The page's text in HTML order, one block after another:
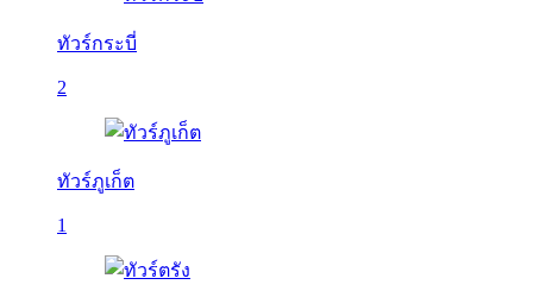
ทัวร์กระบี่
2
ทัวร์ภูเก็ต
1